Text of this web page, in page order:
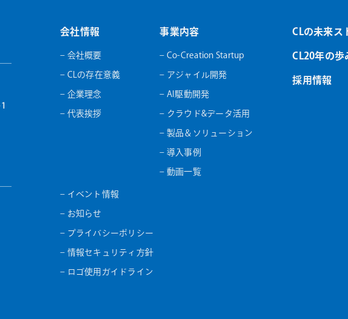
会社情報
– 会社概要
– CLの存在意義
– 企業理念
– 代表挨拶
事業内容
– Co-Creation Startup
– アジャイル開発
– AI駆動開発
– クラウド&データ活用
– 製品＆ソリューション
– 導入事例
– 動画一覧
CLの未来ス
CL20年の歩
採用情報
– イベント情報
– お知らせ
– プライバシーポリシー
– 情報セキュリティ方針
– ロゴ使用ガイドライン